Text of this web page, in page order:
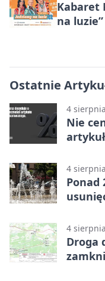
Kabaret
na
Ostatnie
4
Nie
4
Ponad
4
Droga